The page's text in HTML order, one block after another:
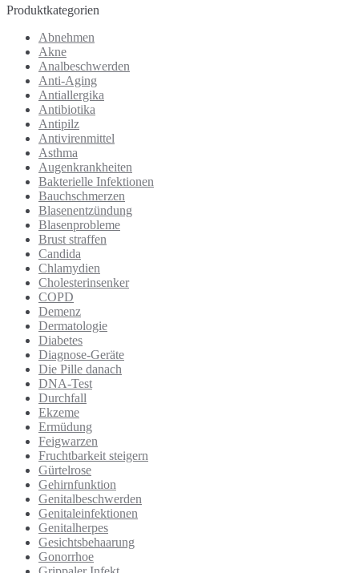
Produktkategorien
Abnehmen
Akne
Analbeschwerden
Anti-Aging
Antiallergika
Antibiotika
Antipilz
Antivirenmittel
Asthma
Augenkrankheiten
Bakterielle Infektionen
Bauchschmerzen
Blasenentzündung
Blasenprobleme
Brust straffen
Candida
Chlamydien
Cholesterinsenker
COPD
Demenz
Dermatologie
Diabetes
Diagnose-Geräte
Die Pille danach
DNA-Test
Durchfall
Ekzeme
Ermüdung
Feigwarzen
Fruchtbarkeit steigern
Gürtelrose
Gehirnfunktion
Genitalbeschwerden
Genitaleinfektionen
Genitalherpes
Gesichtsbehaarung
Gonorrhoe